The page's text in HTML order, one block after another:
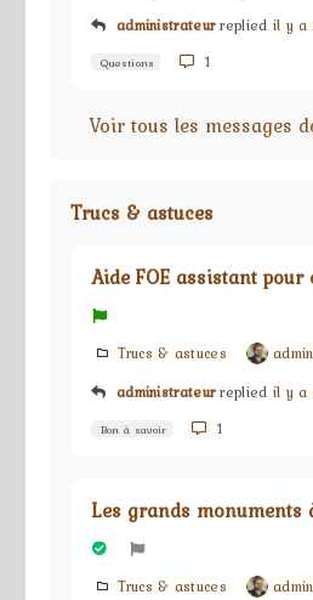
administrateur replied il y a
Questions 1
Voir tous les messages
Trucs & astuces
Trucs & astuces
administrateur replied il y a
Bon à savoir 1
Trucs & astuces